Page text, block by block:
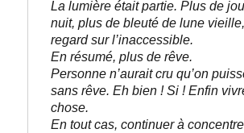
La lumière était partie. Plus de
nuit, plus de bleuté de lune
regard sur l’inaccessible.
En résumé, plus de rêve.
Personne n’aurait cru qu’on
sans rêve. Eh bien ! Si ! Enfin
chose.
En tout cas, continuer à